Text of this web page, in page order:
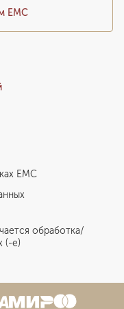
ЕМС
EMC
обработка/
(-е)